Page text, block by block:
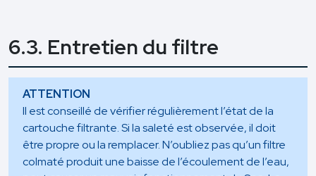
6.3. Entretien du filtre
ATTENTION
Il est conseillé de vérifier régulièrement l’état de la
cartouche filtrante. Si la saleté est observée, il doit
être propre ou la remplacer. N’oubliez pas qu’un filtre
colmaté produit une baisse de l’écoulement de l’eau,